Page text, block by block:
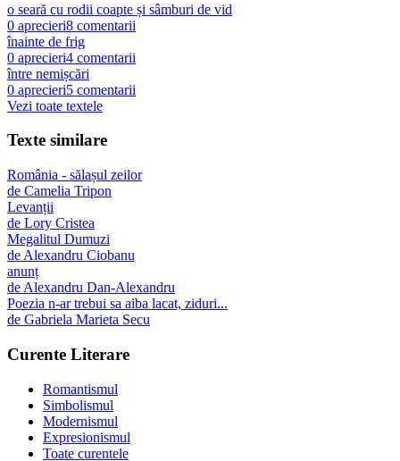
o seară cu rodii coapte și sâmburi de vid
0 aprecieri8 comentarii
înainte de frig
0 aprecieri4 comentarii
între nemișcări
0 aprecieri5 comentarii
Vezi toate textele
Texte similare
România - sălașul zeilor
de Camelia Tripon
Levanții
de Lory Cristea
Megalitul Dumuzi
de Alexandru Ciobanu
anunț
de Alexandru Dan-Alexandru
Poezia n-ar trebui sa aiba lacat, ziduri...
de Gabriela Marieta Secu
Curente Literare
Romantismul
Simbolismul
Modernismul
Expresionismul
Toate curentele